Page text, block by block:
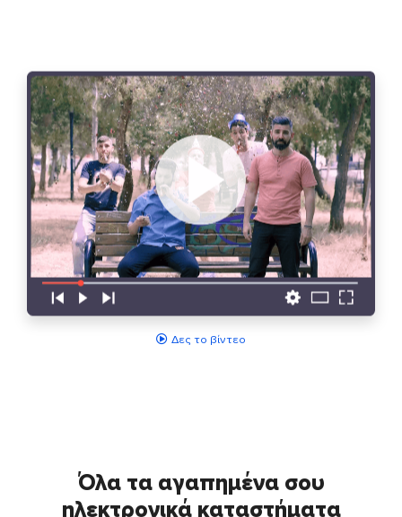
Δες το βίντεο
Όλα τα αγαπημένα σου
ηλεκτρονικά καταστήματα